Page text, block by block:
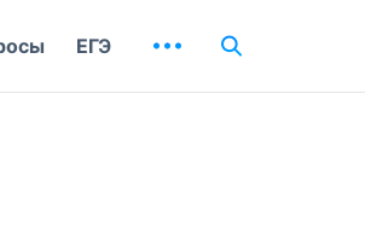
ЕГЭ